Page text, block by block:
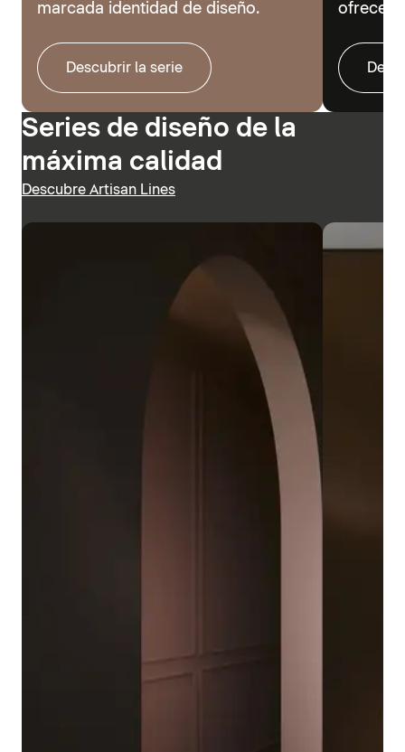
marcada identidad de diseño.
Descubrir la serie
ofrecer
Series de diseño de la
máxima calidad
Descubre Artisan Lines